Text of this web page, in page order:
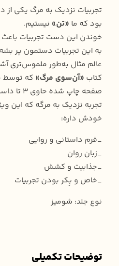
تجربیات نزدیک به مرگ یکی از
بود که ما «تن» نیستیم.
خوندن این دست تجربیات
به این تجربیات دستمون پر
عالم مثال به‌طور ملموس‌تری
کتاب «آن‌سوی مرگ»
صفحه چاپ
تجربه نزدیک به مرگه که این
خودش داره:
_فرم داستانی و روایی
_زبان روان
_جذابیت و کشش
_خاص و بِکر بودن تجربیات
نوع جلد: شومیز
توضیحات تکمیلی